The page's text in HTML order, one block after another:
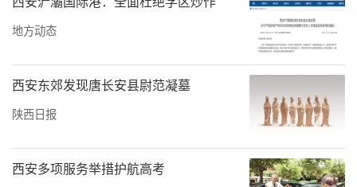
地方动态
西安东郊发现唐长安县尉范凝墓
陕西日报
西安多项服务举措护航高考